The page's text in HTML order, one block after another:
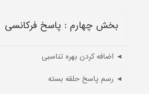
بخش چهارم : پاسخ فرکانسی
◄ اضافه کردن بهره تناسبی
◄ رسم پاسخ حلقه بسته